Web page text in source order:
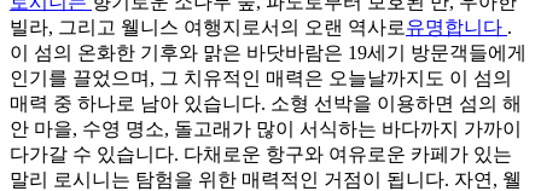
빌라, 그리고 웰니스 여행지로서의 오랜 역사로유명합니다 .
이 섬의 온화한 기후와 맑은 바닷바람은 19세기 방문객들에게
인기를 끌었으며, 그 치유적인 매력은 오늘날까지도 이 섬의
매력 중 하나로 남아 있습니다. 소형 선박을 이용하면 섬의 해
안 마을, 수영 명소, 돌고래가 많이 서식하는 바다까지 가까이
다가갈 수 있습니다. 다채로운 항구와 여유로운 카페가 있는
말리 로시니는 탐험을 위한 매력적인 거점이 됩니다. 자연, 웰